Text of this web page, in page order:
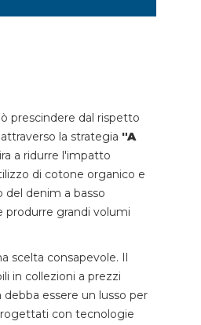
prescindere dal rispetto
la strategia "A
a ridurre l'impatto
di cotone organico e
del denim a basso
produrre grandi volumi
scelta consapevole. Il
in collezioni a prezzi
essere un lusso per
con tecnologie